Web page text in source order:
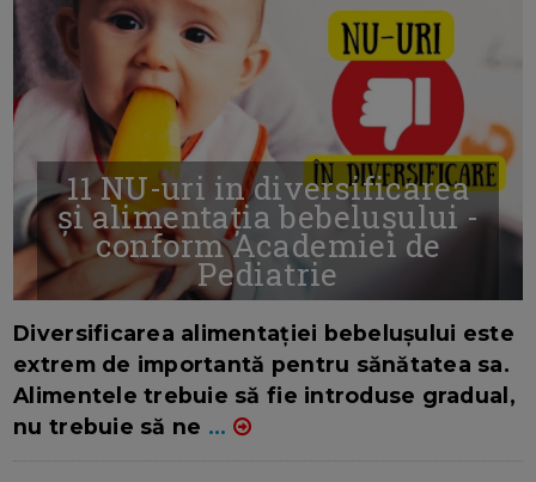
11 NU-uri in diversificarea
și alimentația bebelușului -
conform Academiei de
Pediatrie
Diversificarea alimentației bebelușului este
extrem de importantă pentru sănătatea sa.
Alimentele trebuie să fie introduse gradual,
nu trebuie să ne ...